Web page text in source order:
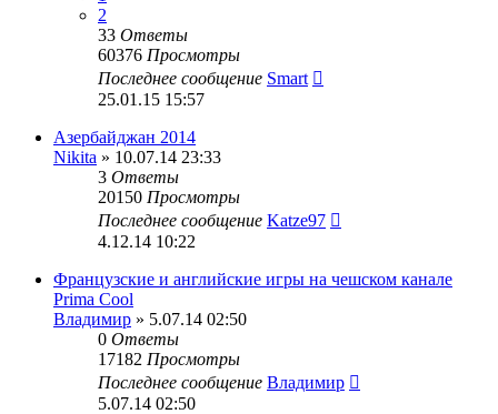
2
33 Ответы
60376 Просмотры
Последнее сообщение Smart
25.01.15 15:57
Азербайджан 2014
Nikita » 10.07.14 23:33
3 Ответы
20150 Просмотры
Последнее сообщение Katze97
4.12.14 10:22
Французские и английские игры на чешском канале
Prima Cool
Владимир » 5.07.14 02:50
0 Ответы
17182 Просмотры
Последнее сообщение Владимир
5.07.14 02:50